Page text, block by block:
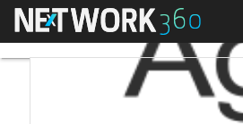
Menu